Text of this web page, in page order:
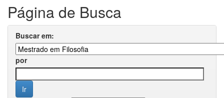
Página de Busca
Buscar em:
por